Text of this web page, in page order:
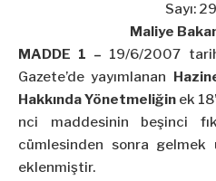
Sayı:
Maliye
MADDE 1 – 19/6/2007
Gazete’de yayımlanan
Hakkında Yönetmeliğin ek
nci maddesinin beşinci
cümlesinden sonra gelmek
eklenmiştir.